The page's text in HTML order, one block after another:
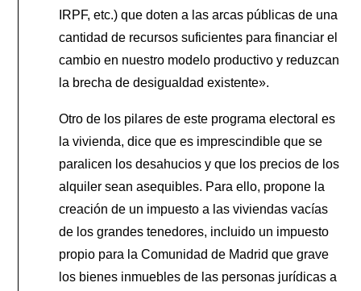
IRPF, etc.) que doten a las arcas públicas de una
cantidad de recursos suficientes para financiar el
cambio en nuestro modelo productivo y reduzcan
la brecha de desigualdad existente».
Otro de los pilares de este programa electoral es
la vivienda, dice que es imprescindible que se
paralicen los desahucios y que los precios de los
alquiler sean asequibles. Para ello, propone la
creación de un impuesto a las viviendas vacías
de los grandes tenedores, incluido un impuesto
propio para la Comunidad de Madrid que grave
los bienes inmuebles de las personas jurídicas a